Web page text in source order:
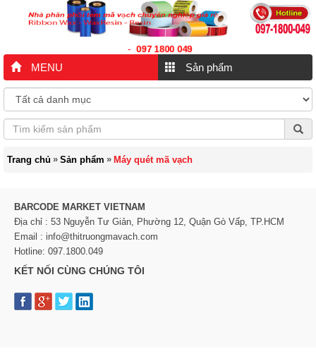
- 097 1800 049
MENU Sản phẩm
Trang chủ » Sản phẩm » Máy quét mã vạch
BARCODE MARKET VIETNAM
Địa chỉ : 53 Nguyễn Tư Giản, Phường 12, Quận Gò Vấp, TP.HCM
Email : info@thitruongmavach.com
Hotline: 097.1800.049
KẾT NỐI CÙNG CHÚNG TÔI